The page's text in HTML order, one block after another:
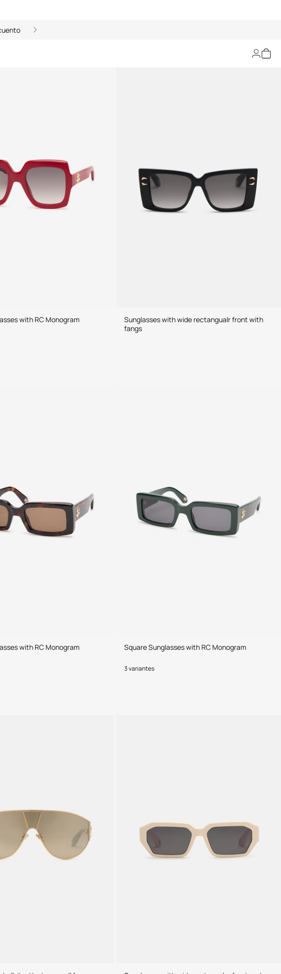
with RC Monogram
Sunglasses with wide rectangualr front with
fangs
with RC Monogram Square Sunglasses with RC Monogram
3 variantes